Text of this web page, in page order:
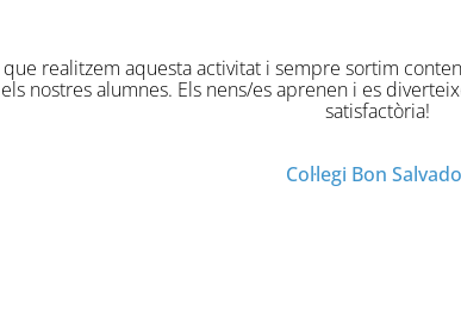
Les dinàmiques han estat originals divertides i molt